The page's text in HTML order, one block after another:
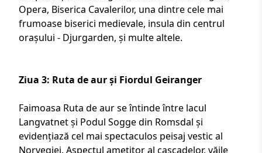
Opera, Biserica Cavalerilor, una dintre cele mai
frumoase biserici medievale, insula din centrul
orașului - Djurgarden, și multe altele.
Ziua 3: Ruta de aur și Fiordul Geiranger
Faimoasa Ruta de aur se întinde între lacul
Langvatnet și Podul Sogge din Romsdal și
evidențiază cel mai spectaculos peisaj vestic al
Norvegiei. Aspectul amețitor al cascadelor, văile